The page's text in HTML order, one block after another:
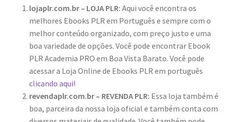
lojaplr.com.br – LOJA PLR: Aqui você encontra os
melhores Ebooks PLR em Português e sempre com o
melhor conteúdo organizado, com preço justo e uma
boa variedade de opções. Você pode encontrar Ebook
PLR Academia PRO em Boa Vista Barato. Você pode
acessar a Loja Online de Ebooks PLR em português
clicando aqui!
revendaplr.com.br – REVENDA PLR: Essa loja também é
boa, parceira da nossa loja oficial e também conta com